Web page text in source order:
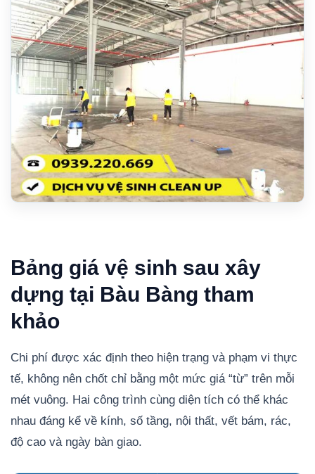
Bảng giá vệ sinh sau xây
dựng tại Bàu Bàng tham
khảo
Chi phí được xác định theo hiện trạng và phạm vi thực
tế, không nên chốt chỉ bằng một mức giá “từ” trên mỗi
mét vuông. Hai công trình cùng diện tích có thể khác
nhau đáng kể về kính, số tầng, nội thất, vết bám, rác,
độ cao và ngày bàn giao.